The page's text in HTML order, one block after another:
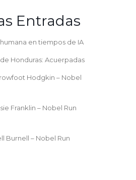
Entradas
en tiempos de IA
Honduras: Acuerpadas
Hodgkin – Nobel
Franklin – Nobel Run
Burnell – Nobel Run